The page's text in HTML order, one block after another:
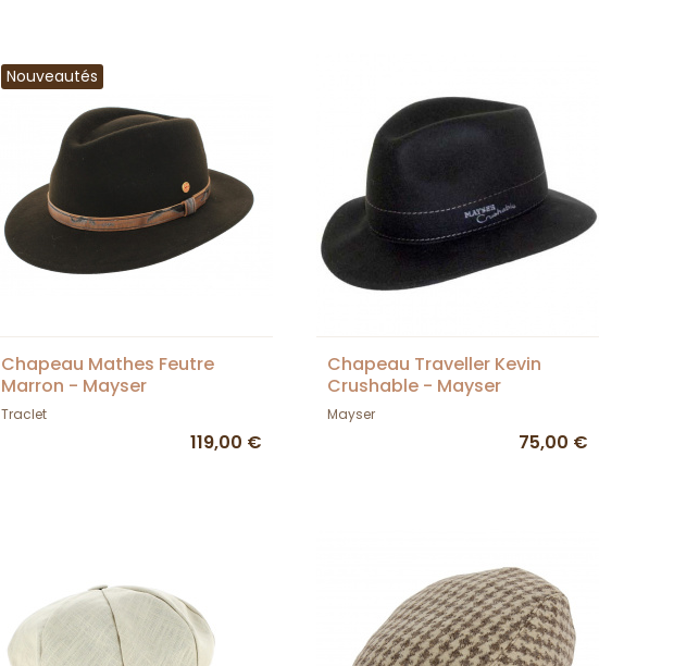
Nouveautés
Chapeau Mathes Feutre
Marron - Mayser
Traclet
119,00 €
Chapeau Traveller Kevin
Crushable - Mayser
Mayser
75,00 €